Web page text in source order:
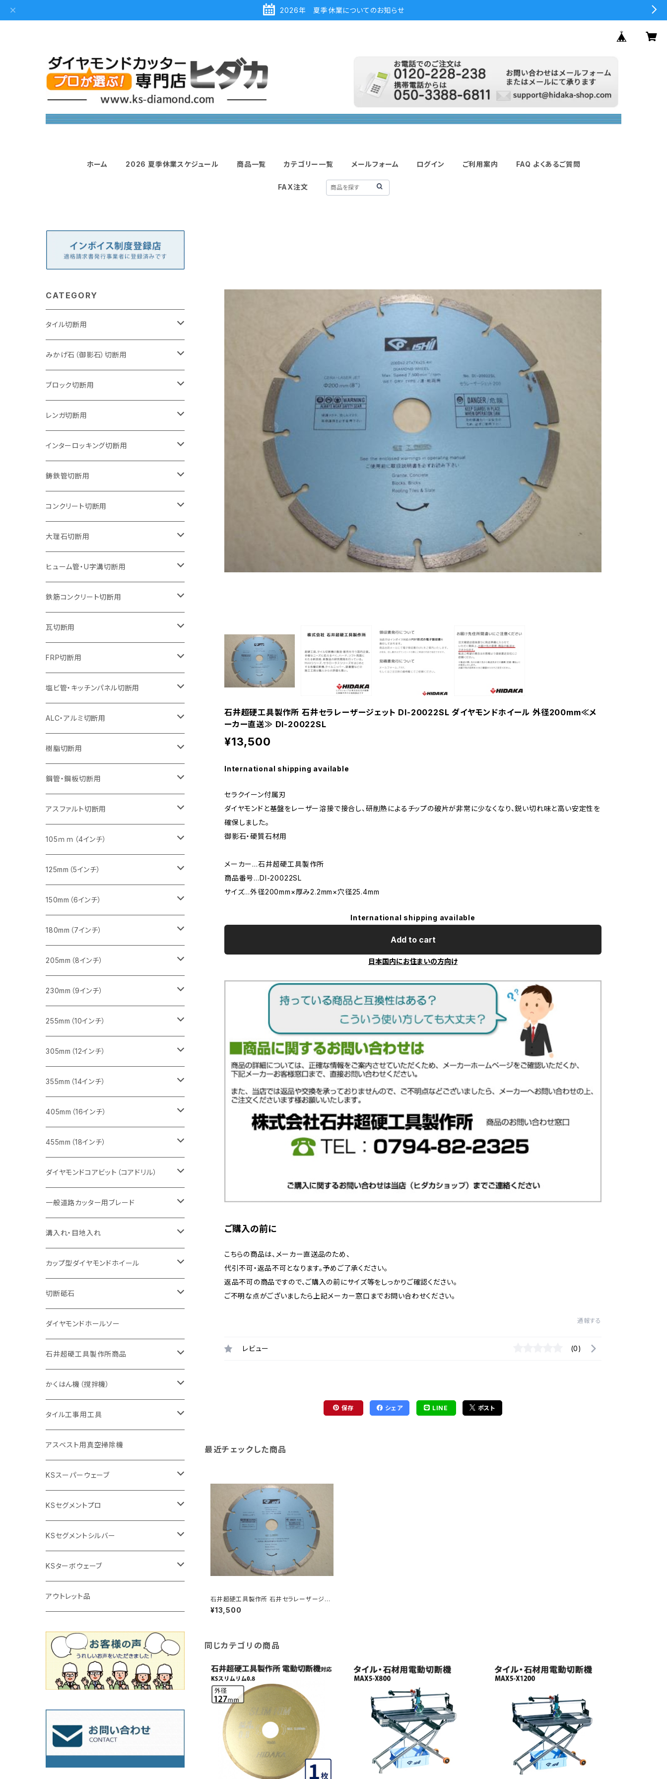
2026年 夏季休業についてのお知らせ
ホーム 2026 夏季休業スケジュール 商品一覧 カテゴリー一覧 メールフォーム ログイン ご利用案内 FAQ よくあるご質問
FAX注文
石井超硬工具製作所 石井セラレーザージェット DI-20022SL ダイヤモンドホイール 外径200mm≪メ
ーカー直送≫ DI-20022SL
¥13,500
International shipping available
セラクイーン付属刃
ダイヤモンドと基盤をレーザー溶接で接合し、研削熱によるチップの破片が非常に少なくなり、鋭い切れ味と高い安定性を
確保しました。
御影石・硬質石材用
メーカー…石井超硬工具製作所
商品番号…DI-20022SL
サイズ…外径200mm×厚み2.2mm×穴径25.4mm
International shipping available
Add to cart
日本国内にお住まいの方向け
ご購入の前に
こちらの商品は、メーカー直送品のため、
代引不可・返品不可となります。予めご了承ください。
返品不可の商品ですので、ご購入の前にサイズ等をしっかりご確認ください。
ご不明な点がございましたら上記メーカー窓口までお問い合わせください。
通報する
レビュー (0)
保存 シェア LINE ポスト
最近チェックした商品
石井超硬工具製作所 石井セラレーザージェ
ット DI-20022SL ダイヤモンドホイール 外
径200mm≪メーカー直送≫ DI-20022SL
¥13,500
同じカテゴリの商品
CATEGORY
タイル切断用
105mm（4インチ）
125mm（5インチ）
グラインダー取付用
石井超硬電動切断機 取付用
みかげ石（御影石）切断用
105mm（4インチ）
セグメントタイプ
セグメントタイプ（ビス穴付き
125mm（5インチ）
セグメントタイプ
セグメントタイプ（ビス穴付き
150mm（6インチ）
セグメントタイプ
180mm（7インチ）
セグメントタイプ
205mm（8インチ）
セグメントタイプ
230mm（9インチ）
セグメントタイプ
305mm（12インチ）
セグメント
セグメント（特殊凸凹加工チップ）
355mm（14インチ）
セグメント
セグメント（特殊凸凹加工チップ）
405mm（16インチ）
セグメントタイプ
ブロック切断用
105mm（4インチ）
セグメントタイプ
ウェーブタイプ
125mm（5インチ）
セグメントタイプ
ウェーブタイプ
150mm（6インチ）
セグメントタイプ
ウェーブタイプ
180mm（7インチ）
セグメントタイプ
ウェーブタイプ
205mm（8インチ）
セグメントタイプ
ウェーブタイプ
230mm（9インチ）
セグメントタイプ
ウェーブタイプ
255mm（10インチ）
セグメントタイプ
305mm（12インチ）
セグメント
セグメント（特殊凸凹加工チップ）
355mm（14インチ）
セグメント
セグメント（特殊凸凹加工チップ）
レンガ切断用
105mm（4インチ）
セグメントタイプ
ウェーブタイプ
125mm（5インチ）
セグメントタイプ
ウェーブタイプ
150mm（6インチ）
セグメントタイプ
ウェーブタイプ
180mm（7インチ）
セグメントタイプ
ウェーブタイプ
205mm（8インチ）
セグメントタイプ
ウェーブタイプ
230mm（9インチ）
セグメントタイプ
ウェーブタイプ
255mm（10インチ）
セグメントタイプ
305mm（12インチ）
セグメント
セグメント（特殊凸凹加工チップ）
355mm（14インチ）
セグメント
セグメント（特殊凸凹加工チップ）
インターロッキング切断用
105mm（4インチ）
セグメントタイプ
セグメントタイプ（ビス穴付き
125mm（5インチ）
セグメントタイプ
セグメントタイプ（ビス穴付き
150mm（6インチ）
セグメントタイプ
180mm（7インチ）
セグメントタイプ
205mm（8インチ）
セグメントタイプ
230mm（9インチ）
セグメントタイプ
255mm（10インチ）
セグメントタイプ（一般道路カッター用
305mm（12インチ）
セグメントタイプ
セグメントタイプ（一般道路カッター用
355mm（14インチ）
セグメントタイプ
セグメントタイプ（一般道路カッター用
405mm（16インチ）
セグメントタイプ
セグメントタイプ（一般道路カッター用
455mm（18インチ）
セグメント（一般道路カッター用
鋳鉄管切断用
105mm（4インチ）
セグメントタイプ
セグメントタイプ（ビス穴付き
125mm（5インチ）
セグメントタイプ
セグメントタイプ（ビス穴付き
150mm（6インチ）
セグメントタイプ
180mm（7インチ）
セグメントタイプ
205mm（8インチ）
セグメントタイプ
230mm（9インチ）
セグメントタイプ
305mm（12インチ）
セグメントタイプ
埋設鋳鉄管工事対応タイプ
355mm（14インチ）
セグメントタイプ
埋設鋳鉄管工事対応タイプ
405mm（16インチ）
セグメントタイプ
埋設鋳鉄管工事対応タイプ
コンクリート切断用
105mm（4インチ）
セグメントタイプ
ウェーブタイプ
125mm（5インチ）
セグメントタイプ
ウェーブタイプ
150mm（6インチ）
セグメントタイプ
ウェーブタイプ
180mm（7インチ）
セグメントタイプ
ウェーブタイプ
205mm（8インチ）
セグメントタイプ
ウェーブタイプ
230mm（9インチ）
セグメントタイプ
ウェーブタイプ
255mm（10インチ）
セグメントタイプ
セグメントタイプ（一般道路カッター用
305mm（12インチ）
セグメント
セグメント（特殊凸凹加工チップ）
355mm（14インチ）
セグメント
セグメント（特殊凸凹加工チップ）
405mm（16インチ）
セグメント
セグメント（一般道路カッター用
473mm（18インチ）
セグメント（一般道路カッター用
大理石切断用
125mm（5インチ）
ヒューム管・U字溝切断用
105mm（4インチ）
セグメントタイプ
125mm（5インチ）
セグメントタイプ
150mm（6インチ）
セグメントタイプ
180mm（7インチ）
セグメントタイプ
205mm（8インチ）
セグメントタイプ
230mm（9インチ）
セグメントタイプ
255mm（10インチ）
セグメントタイプ
305mm（12インチ）
セグメント
セグメント（特殊凸凹加工チップ）
355mm（14インチ）
セグメント
セグメント（特殊凸凹加工チップ）
405mm（16インチ）
セグメントタイプ
鉄筋コンクリート切断用
305mm（12インチ）
セグメントタイプ
355mm（14インチ）
セグメントタイプ
405mm（16インチ）
セグメントタイプ
瓦切断用
105mm（4インチ）
FRP切断用
125ｍｍ（5インチ）
塩ビ管・キッチンパネル切断用
125ｍｍ（5インチ）
ALC・アルミ切断用
305mm（12インチ）
砥石（補強綱入り）
355mm（14インチ）
砥石（補強綱入り）
樹脂切断用
305mm（12インチ）
砥石（補強綱入り）
355mm（14インチ）
砥石（補強綱入り）
鋼管・鋼板切断用
305mm（12インチ）
砥石（補強綱入り）
355mm（14インチ）
砥石（補強綱入り）
アスファルト切断用
255ｍｍ（10インチ）
一般道路カッター用
305ｍｍ（12インチ）
一般道路カッター用
355ｍｍ（14インチ）
一般道路カッター用
405mm（16インチ）
一般道路カッター用
455ｍｍ（18インチ）
一般道路カッター用
105ｍｍ（4インチ）
タイル切断用
みかげ石（御影石）切断用
コンクリート切断用
ブロック切断用
レンガ切断用
インターロッキング切断用
鋳鉄管切断用
ヒューム管・U字溝切断用
125mm（5インチ）
タイル切断用
みかげ石（御影石）切断用
コンクリート切断用
ブロック切断用
レンガ切断用
インターロッキング切断用
鋳鉄管切断用
ヒューム管・U字溝切断用
FRP切断用
塩ビ管・キッチンパネル切断用
大理石
150mm（6インチ）
みかげ石（御影石）切断用
コンクリート切断用
ブロック切断用
レンガ切断用
インターロッキング切断用
鋳鉄管切断用
ヒューム管・U字溝切断用
180mm（7インチ）
みかげ石（御影石）切断用
コンクリート切断用
ブロック切断用
レンガ切断用
インターロッキング切断用
鋳鉄管切断用
ヒューム管・U字溝切断用
205mm（8インチ）
みかげ石（御影石）切断用
コンクリート切断用
ブロック切断用
レンガ切断用
インターロッキング切断用
鋳鉄管切断用
ヒューム管・U字溝切断用
230mm（9インチ）
みかげ石（御影石）切断用
コンクリート切断用
ブロック切断用
レンガ切断用
インターロッキング切断用
鋳鉄管切断用
ヒューム管・U字溝切断用
255mm（10インチ）
コンクリート切断用
一般道路カッター用
ブロック切断用
レンガ切断用
インターロッキング切断用
一般道路カッター用
ヒューム管・U字溝切断用
アスファルト切断用
一般道路カッター用
305mm（12インチ）
みかげ石（御影石）切断用
セグメント
セグメント（特殊凹凸加工チップ
鉄筋コンクリート切断用
セグメントタイプ
コンクリート切断用
セグメント
セグメント（特殊凸凹加工チップ
ブロック切断用
セグメント
セグメント（特殊凸凹加工チップ
レンガ切断用
セグメント
セグメント（特殊凸凹加工チップ
インターロッキング切断用
セグメントタイプ
一般道路カッター用
鋳鉄管切断用
セグメントタイプ
埋設鋳鉄管工事対応タイプ
ヒューム管・U字溝切断用
セグメント
セグメント（特殊凸凹加工チップ
アスファルト切断用
一般道路カッター用
355mm（14インチ）
みかげ石（御影石）切断用
セグメント
セグメント（特殊凸凹加工チップ
鉄筋コンクリート切断用
セグメントタイプ
コンクリート切断用
セグメント
セグメント（特殊凸凹加工チップ
ブロック切断用
セグメント
セグメント（特殊凸凹加工チップ
レンガ切断用
セグメント
セグメント（特殊凸凹加工チップ
インターロッキング切断用
セグメントタイプ
一般道路カッター用
鋳鉄管切断用
セグメントタイプ
埋設鋳鉄管工事対応タイプ
ヒューム管・U字溝切断用
セグメントタイプ
セグメント（特殊凸凹加工チップ
アスファルト切断用
一般道路カッター用
405mm（16インチ）
みかげ石（御影石）切断用
セグメントタイプ
コンクリート切断用
セグメントタイプ
一般道路カッター用
鉄筋コンクリート切断用
セグメントタイプ
インターロッキング切断用
セグメントタイプ
一般道路カッター用
鋳鉄管切断用
セグメントタイプ
埋設鋳鉄管工事対応タイプ
ヒューム管・U字溝切断用
セグメントタイプ
アスファルト切断用
一般道路カッター用
455mm（18インチ）
道路コンクリート切断用
道路アスファルト切断用
ダイヤモンドコアビット（コアドリル）
Aロット
有効長 250mm
有効長 370mm
Ｃロット
有効長 250mm
M27
有効長 250mm
一般道路カッター用ブレード
道路（アスファルト用）
255mm（10インチ）
305mm（12インチ）
道路（コンクリート舗装面）
255mm（10インチ）
305mm（12インチ）
道路（アス・コン兼用）
305mm（12インチ）
355mm（14インチ）
溝入れ・目地入れ
V型チップ
ストレート型チップ
U型チップ
カップ型ダイヤモンドホイール
100mm（4インチ）
125mm（5インチ）
切断砥石
金属用
305mm（12インチ）
355mm（14インチ）
非金属用
305mm（12インチ）
355mm（14インチ）
ダイヤモンドホールソー
石井超硬工具製作所商品
押し切り（タイル切断機）
本体
替え刃
電動切断機
本体
ダイヤモンドホイール
ブリック＆ブロック用切断機
穴あけ用工具
タイルニッパー
プロ用鏝（こて）
吸着盤
その他
タイル針
かくはん機（撹拌機）
本体
低速回転
高速回転
付属品
撹拌羽根
撹拌軸
タイル工事用工具
手動工具
押し切り（手動切断機
押し切り替え刃（手動切断機替え刃
タイル針
その他
電動工具
電動切断機
タイルパッチ（ビブラート
アスベスト用真空掃除機
KSスーパーウェーブ
105mm（4インチ）
125ｍｍ（5インチ）
KSセグメントプロ
105mm（4インチ）
通常品
ビス穴付き
125mm（5インチ）
通常品
オフセットタイプ（ハットタイプ
150ｍｍ（6インチ）
205ｍｍ（8インチ）
230mm（9インチ）
KSセグメントシルバー
105mm（4インチ）
125mm（5インチ）
180mm（7インチ）
205mm（8インチ）
KSターボウェーブ
105mm（4インチ）
150ｍｍ（6インチ）
180ｍｍ（7インチ）
230ｍｍ（9インチ）
アウトレット品